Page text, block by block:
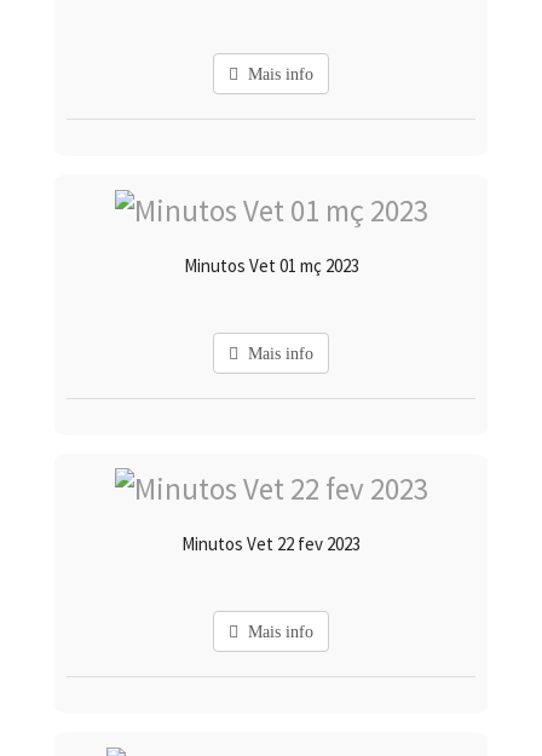
Mais info
Minutos Vet 01 mç 2023
Mais info
Minutos Vet 22 fev 2023
Mais info